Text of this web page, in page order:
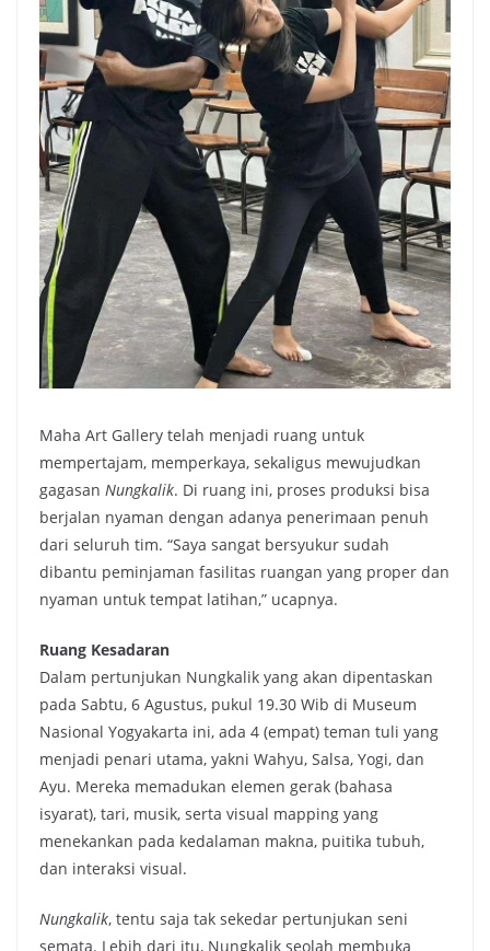
Maha Art Gallery telah menjadi ruang untuk
mempertajam, memperkaya, sekaligus mewujudkan
gagasan Nungkalik. Di ruang ini, proses produksi bisa
berjalan nyaman dengan adanya penerimaan penuh
dari seluruh tim. “Saya sangat bersyukur sudah
dibantu peminjaman fasilitas ruangan yang proper dan
nyaman untuk tempat latihan,” ucapnya.
Ruang Kesadaran
Dalam pertunjukan Nungkalik yang akan dipentaskan
pada Sabtu, 6 Agustus, pukul 19.30 Wib di Museum
Nasional Yogyakarta ini, ada 4 (empat) teman tuli yang
menjadi penari utama, yakni Wahyu, Salsa, Yogi, dan
Ayu. Mereka memadukan elemen gerak (bahasa
isyarat), tari, musik, serta visual mapping yang
menekankan pada kedalaman makna, puitika tubuh,
dan interaksi visual.
Nungkalik, tentu saja tak sekedar pertunjukan seni
semata. Lebih dari itu, Nungkalik seolah membuka